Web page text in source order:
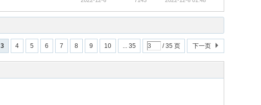
3 4 5 6 7 8 9 10 ... 35 / 35 页 下一页